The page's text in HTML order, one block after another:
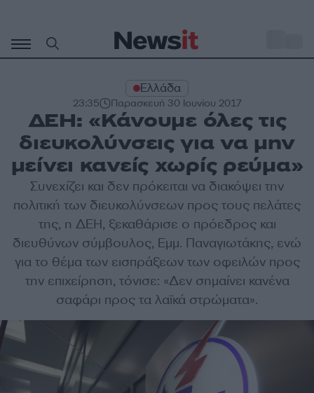
περιεχόμενο
Ελλάδα
23:35 Παρασκευή 30 Ιουνίου 2017
ΔΕΗ: «Κάνουμε όλες τις
διευκολύνσεις για να μην
μείνει κανείς χωρίς ρεύμα»
Συνεχίζει και δεν πρόκειται να διακόψει την
πολιτική των διευκολύνσεων προς τους πελάτες
της, η ΔΕΗ, ξεκαθάρισε ο πρόεδρος και
διευθύνων σύμβουλος, Εμμ. Παναγιωτάκης, ενώ
για το θέμα των εισπράξεων των οφειλών προς
την επιχείρηση, τόνισε: «Δεν σημαίνει κανένα
σαφάρι προς τα λαϊκά στρώματα».